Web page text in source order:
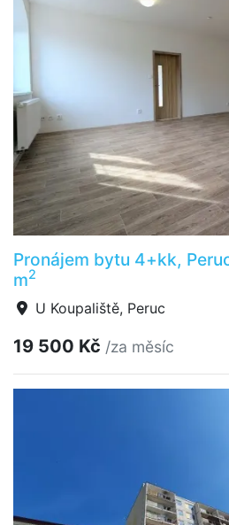
Pronájem bytu 4+kk,
m2
U Koupaliště, Peruc
19 500 Kč /za měsíc